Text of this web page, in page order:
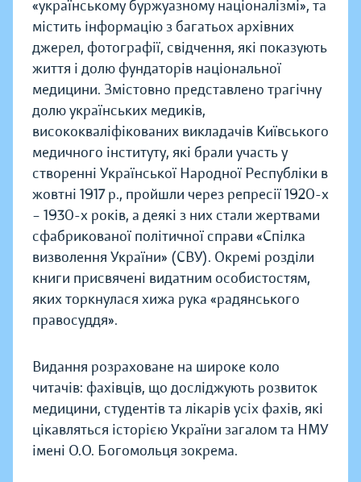
«українському буржуазному націоналізмі», та
містить інформацію з багатьох архівних
джерел, фотографії, свідчення, які показують
життя і долю фундаторів національної
медицини. Змістовно представлено трагічну
долю українських медиків,
висококваліфікованих викладачів Київського
медичного інституту, які брали участь у
створенні Української Народної Республіки в
жовтні 1917 р., пройшли через репресії 1920-х
– 1930-х років, а деякі з них стали жертвами
сфабрикованої політичної справи «Спілка
визволення України» (СВУ). Окремі розділи
книги присвячені видатним особистостям,
яких торкнулася хижа рука «радянського
правосуддя».
Видання розраховане на широке коло
читачів: фахівців, що досліджують розвиток
медицини, студентів та лікарів усіх фахів, які
цікавляться історією України загалом та НМУ
імені О.О. Богомольця зокрема.